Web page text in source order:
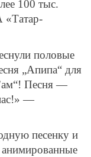
100 тыс.
«Татар-
половые
„Апипа“ для
Песня —
—
песенку и